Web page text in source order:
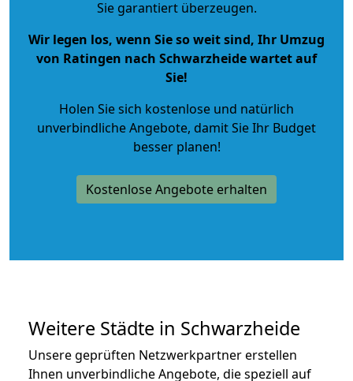
Sie garantiert überzeugen.
Wir legen los, wenn Sie so weit sind, Ihr Umzug
von Ratingen nach Schwarzheide wartet auf
Sie!
Holen Sie sich kostenlose und natürlich
unverbindliche Angebote, damit Sie Ihr Budget
besser planen!
Kostenlose Angebote erhalten
Weitere Städte in Schwarzheide
Unsere geprüften Netzwerkpartner erstellen
Ihnen unverbindliche Angebote, die speziell auf